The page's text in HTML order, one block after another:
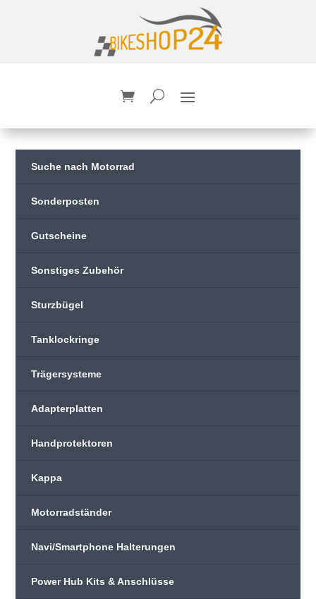
Suche nach Motorrad
Sonderposten
Gutscheine
Sonstiges Zubehör
Sturzbügel
Tanklockringe
Trägersysteme
Adapterplatten
Handprotektoren
Kappa
Motorradständer
Navi/Smartphone Halterungen
Power Hub Kits & Anschlüsse